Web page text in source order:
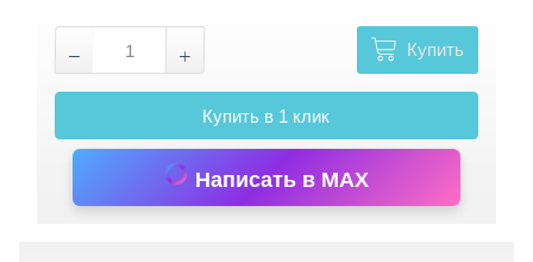
Купить
Купить в 1 клик
Написать в MAX